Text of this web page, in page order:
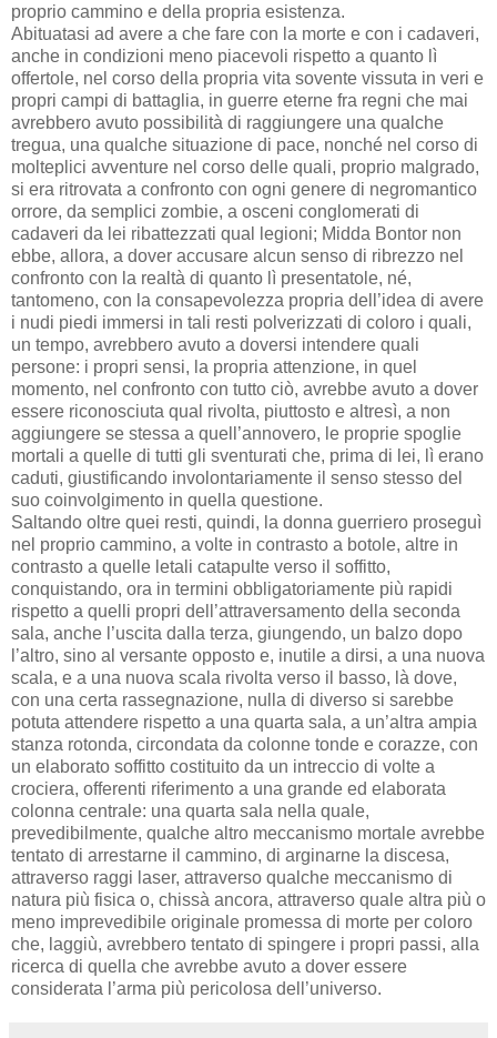
proprio cammino e della propria esistenza.
Abituatasi ad avere a che fare con la morte e con i cadaveri,
anche in condizioni meno piacevoli rispetto a quanto lì
offertole, nel corso della propria vita sovente vissuta in veri e
propri campi di battaglia, in guerre eterne fra regni che mai
avrebbero avuto possibilità di raggiungere una qualche
tregua, una qualche situazione di pace, nonché nel corso di
molteplici avventure nel corso delle quali, proprio malgrado,
si era ritrovata a confronto con ogni genere di negromantico
orrore, da semplici zombie, a osceni conglomerati di
cadaveri da lei ribattezzati qual legioni; Midda Bontor non
ebbe, allora, a dover accusare alcun senso di ribrezzo nel
confronto con la realtà di quanto lì presentatole, né,
tantomeno, con la consapevolezza propria dell’idea di avere
i nudi piedi immersi in tali resti polverizzati di coloro i quali,
un tempo, avrebbero avuto a doversi intendere quali
persone: i propri sensi, la propria attenzione, in quel
momento, nel confronto con tutto ciò, avrebbe avuto a dover
essere riconosciuta qual rivolta, piuttosto e altresì, a non
aggiungere se stessa a quell’annovero, le proprie spoglie
mortali a quelle di tutti gli sventurati che, prima di lei, lì erano
caduti, giustificando involontariamente il senso stesso del
suo coinvolgimento in quella questione.
Saltando oltre quei resti, quindi, la donna guerriero proseguì
nel proprio cammino, a volte in contrasto a botole, altre in
contrasto a quelle letali catapulte verso il soffitto,
conquistando, ora in termini obbligatoriamente più rapidi
rispetto a quelli propri dell’attraversamento della seconda
sala, anche l’uscita dalla terza, giungendo, un balzo dopo
l’altro, sino al versante opposto e, inutile a dirsi, a una nuova
scala, e a una nuova scala rivolta verso il basso, là dove,
con una certa rassegnazione, nulla di diverso si sarebbe
potuta attendere rispetto a una quarta sala, a un’altra ampia
stanza rotonda, circondata da colonne tonde e corazze, con
un elaborato soffitto costituito da un intreccio di volte a
crociera, offerenti riferimento a una grande ed elaborata
colonna centrale: una quarta sala nella quale,
prevedibilmente, qualche altro meccanismo mortale avrebbe
tentato di arrestarne il cammino, di arginarne la discesa,
attraverso raggi laser, attraverso qualche meccanismo di
natura più fisica o, chissà ancora, attraverso quale altra più o
meno imprevedibile originale promessa di morte per coloro
che, laggiù, avrebbero tentato di spingere i propri passi, alla
ricerca di quella che avrebbe avuto a dover essere
considerata l’arma più pericolosa dell’universo.